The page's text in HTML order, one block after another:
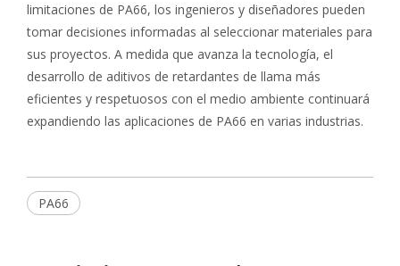
limitaciones de PA66, los ingenieros y diseñadores pueden
tomar decisiones informadas al seleccionar materiales para
sus proyectos. A medida que avanza la tecnología, el
desarrollo de aditivos de retardantes de llama más
eficientes y respetuosos con el medio ambiente continuará
expandiendo las aplicaciones de PA66 en varias industrias.
PA66